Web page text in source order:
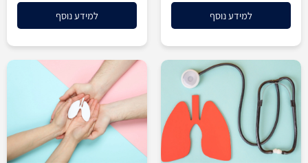
למידע נוסף למידע נוסף